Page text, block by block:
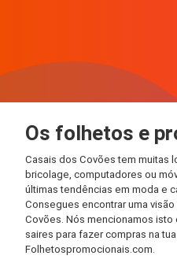
Os folhetos e
Casais dos Covões tem muitas
bricolage, computadores ou
últimas tendências em moda e
Consegues encontrar uma
Covões. Nós mencionamos
saires para fazer compras na
Folhetospromocionais.com.